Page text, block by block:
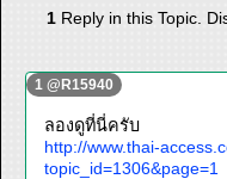
1Reply in this Topic.
1 @R15940
ลองดูที่นี่ครับ
http://www.thai-
topic_id=1306&page=1